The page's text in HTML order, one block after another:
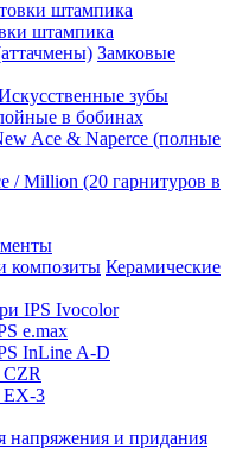
штампика
Замковые
зубы
в бобинах
Ace & Naperce (полные
/ Million (20 гарнитуров в
Керамические
IPS Ivocolor
e.max
InLine A-D
EX-3